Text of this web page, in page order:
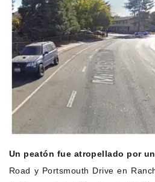
Un peatón fue atropellado por
Road y Portsmouth Drive en